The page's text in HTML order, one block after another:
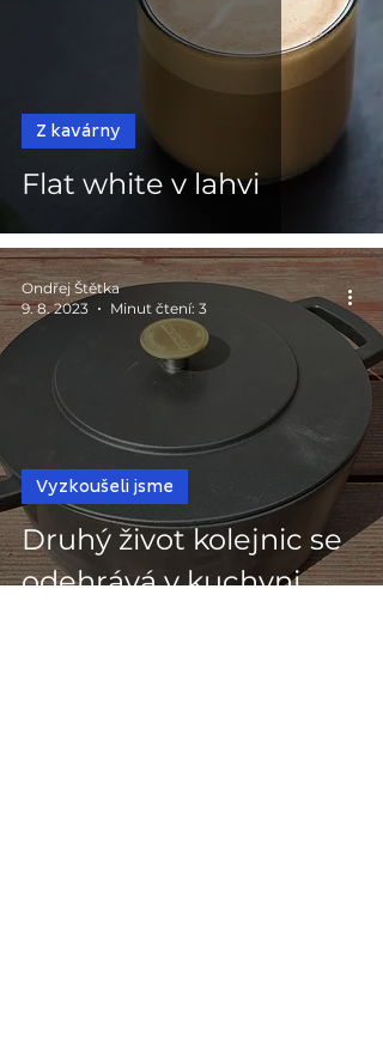
Flat white v lahvi
Z kavárny
Druhý život kolejnic se
odehrává v kuchyni
Vyzkoušeli jsme
Ondřej Štětka
9. 8. 2023
Minut čtení: 3